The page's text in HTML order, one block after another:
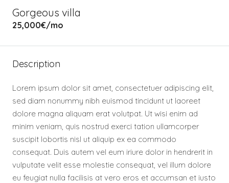
Gorgeous villa
25,000€/mo
Description
Lorem ipsum dolor sit amet, consectetuer adipiscing elit,
sed diam nonummy nibh euismod tincidunt ut laoreet
dolore magna aliquam erat volutpat. Ut wisi enim ad
minim veniam, quis nostrud exerci tation ullamcorper
suscipit lobortis nisl ut aliquip ex ea commodo
consequat. Duis autem vel eum iriure dolor in hendrerit in
vulputate velit esse molestie consequat, vel illum dolore
eu feugiat nulla facilisis at vero eros et accumsan et iusto